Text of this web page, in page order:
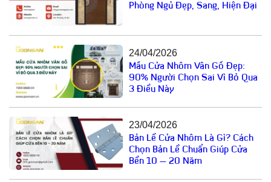
Phòng Ngủ Đẹp, Sang, Hiện Đại
24/04/2026
Mẫu Cửa Nhôm Vân Gỗ Đẹp:
90% Người Chọn Sai Vì Bỏ Qua
3 Điều Này
23/04/2026
Bản Lề Cửa Nhôm Là Gì? Cách
Chọn Bản Lề Chuẩn Giúp Cửa
Bền 10 – 20 Năm